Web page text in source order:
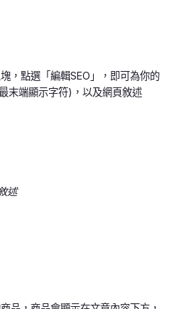
，點選「編輯SEO」，即可為你的
末端顯示字符)，以及網頁敘述
述